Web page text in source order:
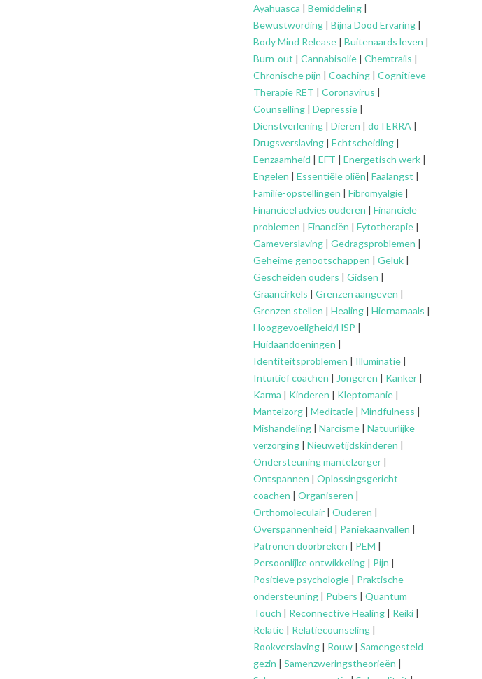
Ayahuasca | Bemiddeling |
Bewustwording | Bijna Dood Ervaring |
Body Mind Release | Buitenaards leven |
Burn-out | Cannabisolie | Chemtrails |
Chronische pijn | Coaching | Cognitieve
Therapie RET | Coronavirus |
Counselling | Depressie |
Dienstverlening | Dieren | doTERRA |
Drugsverslaving | Echtscheiding |
Eenzaamheid | EFT | Energetisch werk |
Engelen | Essentiële oliën| Faalangst |
Familie-opstellingen | Fibromyalgie |
Financieel advies ouderen | Financiële
problemen | Financiën | Fytotherapie |
Gameverslaving | Gedragsproblemen |
Geheime genootschappen | Geluk |
Gescheiden ouders | Gidsen |
Graancirkels | Grenzen aangeven |
Grenzen stellen | Healing | Hiernamaals |
Hooggevoeligheid/HSP |
Huidaandoeningen |
Identiteitsproblemen | Illuminatie |
Intuïtief coachen | Jongeren | Kanker |
Karma | Kinderen | Kleptomanie |
Mantelzorg | Meditatie | Mindfulness |
Mishandeling | Narcisme | Natuurlijke
verzorging | Nieuwetijdskinderen |
Ondersteuningmantelzorger |
Ontspannen | Oplossingsgericht
coachen | Organiseren |
Orthomoleculair | Ouderen |
Overspannenheid | Paniekaanvallen |
Patronen doorbreken | PEM |
Persoonlijke ontwikkeling | Pijn |
Positieve psychologie | Praktische
ondersteuning | Pubers | Quantum
Touch | Reconnective Healing | Reiki |
Relatie | Relatiecounseling |
Rookverslaving | Rouw | Samengesteld
gezin | Samenzweringstheorieën |